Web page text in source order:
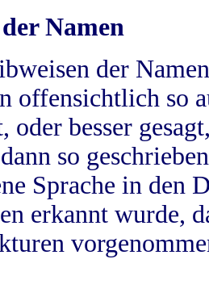
Namen
der
offensichtlich so
oder besser
so
Sprache in
erkannt wurde,